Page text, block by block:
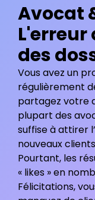
Avocat
L'erreur
des
Vous avez un
régulièrement
partagez votre
plupart des
suffise à attirer
nouveaux
Pourtant, les
« likes » en
Félicitations,